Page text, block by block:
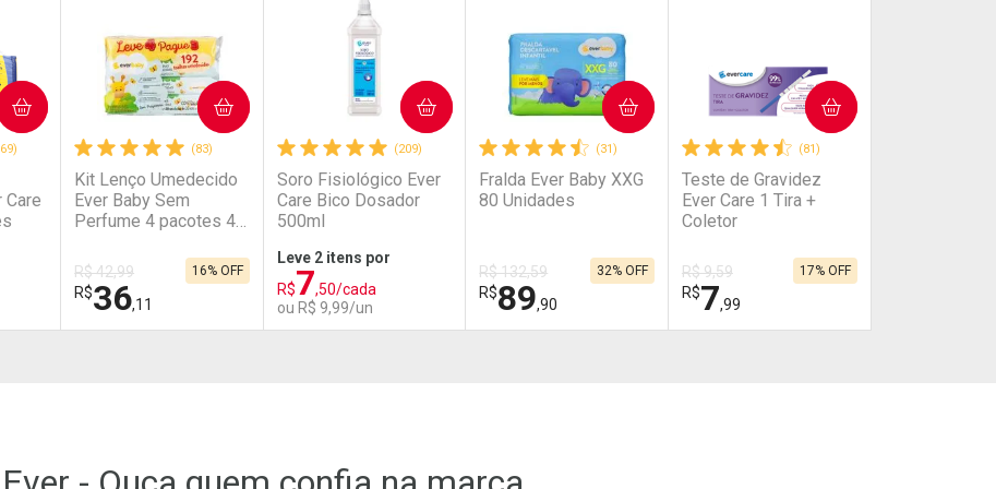
Care
(83)
Kit Lenço Umedecido
Ever Baby Sem
Perfume 4 pacotes 48
R$ 42,99
R$36,11
16% OFF
COMPRAR
(209)
Soro Fisiológico Ever
Care Bico Dosador
500ml
Leve 2 itens por
R$7,50/cada
ou R$ 9,99/un
COMPRAR
(31)
Fralda Ever Baby XXG
80 Unidades
R$ 132,59
R$89,90
32% OFF
COMPRAR
(81)
Teste de Gravidez
Ever Care 1 Tira +
Coletor
R$ 9,59
R$7,99
17% OFF
COMPRAR